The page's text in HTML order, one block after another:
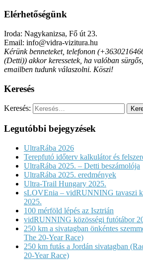
Elérhetőségünk
Iroda: Nagykanizsa, Fő út 23.
Email: info@vidra-vizitura.hu
Kérünk benneteket, telefonon
(Detti)) akkor keressetek, ha valóban
emailben tudunk válaszolni. Köszi!
Keresés
Keresés:
Legutóbbi bejegyzések
UltraRába 2026
Terepfutó időterv kalkulátor és
UltraRába 2025. – Detti beszámolója
UltraRába 2025. eredmények
Ultra-Trail Hungary 2025.
sLOVEnia – vidRUNNING tavaszi
2025.
100 mérföld lépés az Isztrián
vidRUNNING közösségi futótábor
250 km a sivatagban önkéntes
The 20-Year Race)
250 km futás a Jordán sivatagban
20-Year Race)